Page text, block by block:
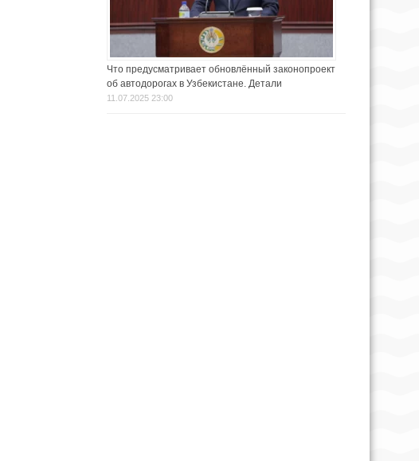
Что предусматривает обновлённый законопроект
об автодорогах в Узбекистане. Детали
11.07.2025 23:00